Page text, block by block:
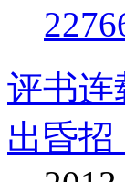
评书连
出昏招